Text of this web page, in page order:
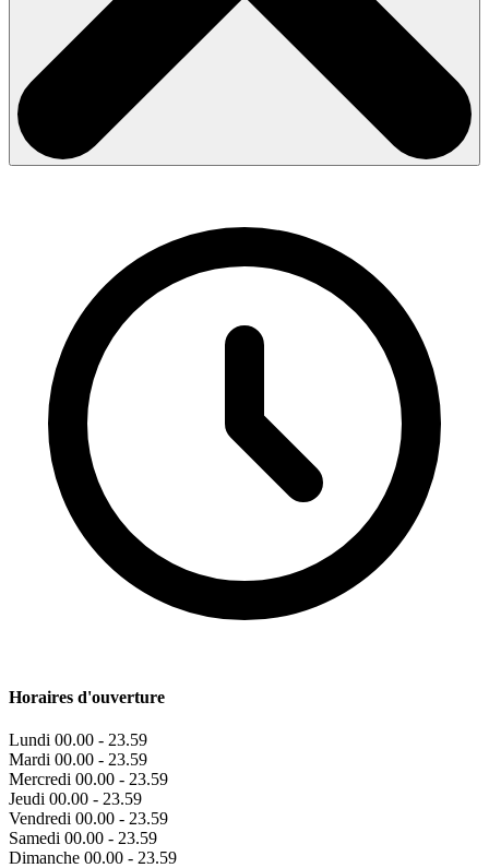
Horaires d'ouverture
Lundi 00.00 - 23.59
Mardi 00.00 - 23.59
Mercredi 00.00 - 23.59
Jeudi 00.00 - 23.59
Vendredi 00.00 - 23.59
Samedi 00.00 - 23.59
Dimanche 00.00 - 23.59